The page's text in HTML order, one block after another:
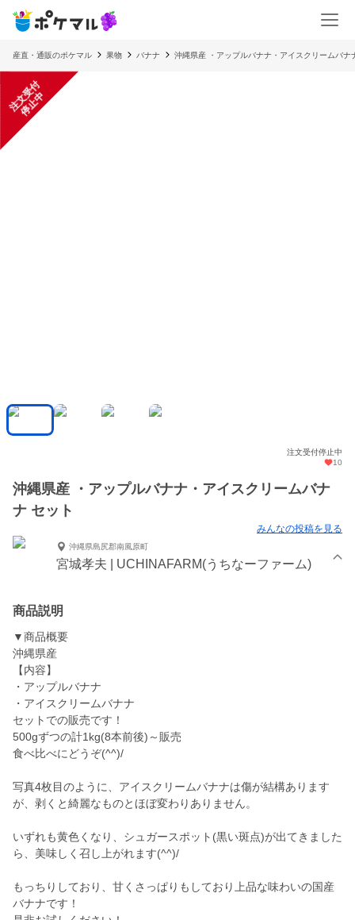
産直・通販のポケマル 果物 バナナ 沖縄県産 ・アップルバナナ・アイスクリームバナ
注
文
受
付
停
止
中
注文受付停止中
10
沖縄県産 ・アップルバナナ・アイスクリームバナ
ナ セット
みんなの投稿を見る
沖縄県島尻郡南風原町
宮城孝夫 | UCHINAFARM(うちなーファーム)
商品説明
▼商品概要
沖縄県産
【内容】
・アップルバナナ
・アイスクリームバナナ
セットでの販売です！
500gずつの計1kg(8本前後)～販売
食べ比べにどうぞ(^^)/
写真4枚目のように、アイスクリームバナナは傷が結構あります
が、剥くと綺麗なものとほぼ変わりありません。
いずれも黄色くなり、シュガースポット(黒い斑点)が出てきました
ら、美味しく召し上がれます(^^)/
もっちりしており、甘くさっぱりもしており上品な味わいの国産
バナナです！